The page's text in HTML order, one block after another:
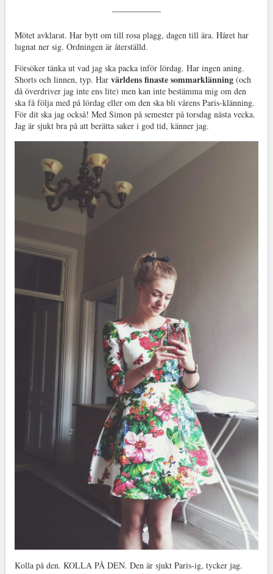
Mötet avklarat. Har bytt om till rosa plagg, dagen till ära. Håret har
lugnat ner sig. Ordningen är återställd.
Försöker tänka ut vad jag ska packa inför lördag. Har ingen aning.
Shorts och linnen, typ. Har världens finaste sommarklänning(och
då överdriver jag inte ens lite) men kan inte bestämma mig om den
ska få följa med på lördag eller om den ska bli vårens Paris-klänning.
För dit ska jag också! Med Simon på semester på torsdag nästa vecka.
Jag är sjukt bra på att berätta saker i god tid, känner jag.
Kolla på den. KOLLA PÅ DEN. Den är sjukt Paris-ig, tycker jag.